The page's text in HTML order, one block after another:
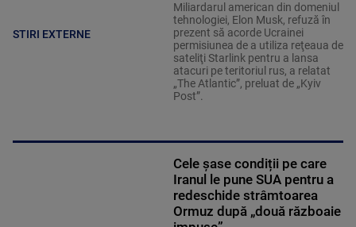
STIRI EXTERNE
Miliardarul american din domeniul
tehnologiei, Elon Musk, refuză în
prezent să acorde Ucrainei
permisiunea de a utiliza reţeaua de
sateliţi Starlink pentru a lansa
atacuri pe teritoriul rus, a relatat
„The Atlantic”, preluat de „Kyiv
Post”.
Cele șase condiții pe care
Iranul le pune SUA pentru a
redeschide strâmtoarea
Ormuz după „două războaie